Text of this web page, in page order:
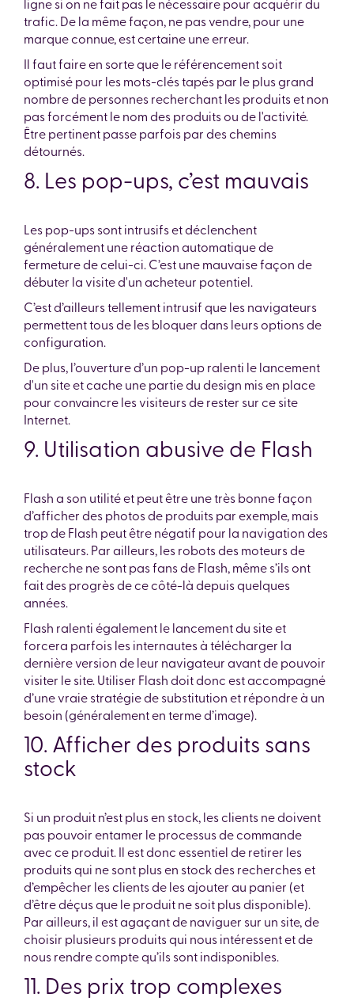
trafic. De la même façon, ne pas vendre, pour une
marque connue, est certaine une erreur.
Il faut faire en sorte que le référencement soit
optimisé pour les mots-clés tapés par le plus grand
nombre de personnes recherchant les produits et non
pas forcément le nom des produits ou de l'activité.
Être pertinent passe parfois par des chemins
détournés.
8. Les pop-ups, c’est mauvais
Les pop-ups sont intrusifs et déclenchent
généralement une réaction automatique de
fermeture de celui-ci. C’est une mauvaise façon de
débuter la visite d'un acheteur potentiel.
C’est d’ailleurs tellement intrusif que les navigateurs
permettent tous de les bloquer dans leurs options de
configuration.
De plus, l’ouverture d’un pop-up ralenti le lancement
d'un site et cache une partie du design mis en place
pour convaincre les visiteurs de rester sur ce site
Internet.
9. Utilisation abusive de Flash
Flash a son utilité et peut être une très bonne façon
d’afficher des photos de produits par exemple, mais
trop de Flash peut être négatif pour la navigation des
utilisateurs. Par ailleurs, les robots des moteurs de
recherche ne sont pas fans de Flash, même s’ils ont
fait des progrès de ce côté-là depuis quelques
années.
Flash ralenti également le lancement du site et
forcera parfois les internautes à télécharger la
dernière version de leur navigateur avant de pouvoir
visiter le site. Utiliser Flash doit donc est accompagné
d’une vraie stratégie de substitution et répondre à un
besoin (généralement en terme d’image).
10. Afficher des produits sans
stock
Si un produit n’est plus en stock, les clients ne doivent
pas pouvoir entamer le processus de commande
avec ce produit. Il est donc essentiel de retirer les
produits qui ne sont plus en stock des recherches et
d’empêcher les clients de les ajouter au panier (et
d’être déçus que le produit ne soit plus disponible).
Par ailleurs, il est agaçant de naviguer sur un site, de
choisir plusieurs produits qui nous intéressent et de
nous rendre compte qu’ils sont indisponibles.
11. Des prix trop complexes